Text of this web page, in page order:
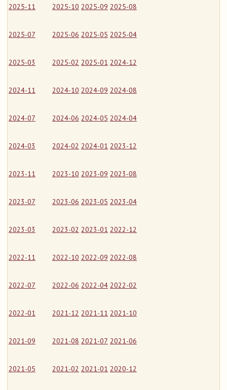
2025-11 2025-10 2025-09 2025-08
2025-07 2025-06 2025-05 2025-04
2025-03 2025-02 2025-01 2024-12
2024-11 2024-10 2024-09 2024-08
2024-07 2024-06 2024-05 2024-04
2024-03 2024-02 2024-01 2023-12
2023-11 2023-10 2023-09 2023-08
2023-07 2023-06 2023-05 2023-04
2023-03 2023-02 2023-01 2022-12
2022-11 2022-10 2022-09 2022-08
2022-07 2022-06 2022-04 2022-02
2022-01 2021-12 2021-11 2021-10
2021-09 2021-08 2021-07 2021-06
2021-05 2021-02 2021-01 2020-12